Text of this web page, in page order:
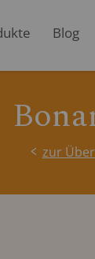
Blog
zur